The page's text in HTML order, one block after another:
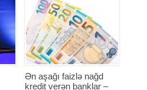
Ən aşağı faizlə nağd
kredit verən banklar –